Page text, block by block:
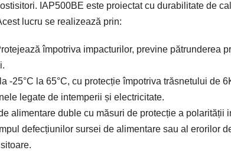
IAP500BE este proiectat cu durabilitate de
lucru se realizează prin:
împotriva impacturilor, previne pătrunderea
-25°C la 65°C, cu protecție împotriva trăsnetului de
legate de intemperii și electricitate.
alimentare duble cu măsuri de protecție a polarității
defecțiunilor sursei de alimentare sau al erorilor